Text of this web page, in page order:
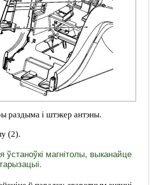
раздыма і штэкер антэны.
(2).
ўстаноўкі магнітолы, выканайце